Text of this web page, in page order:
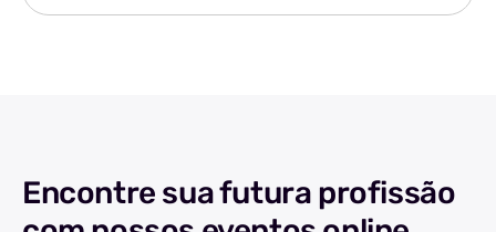
Encontre sua futura profissão